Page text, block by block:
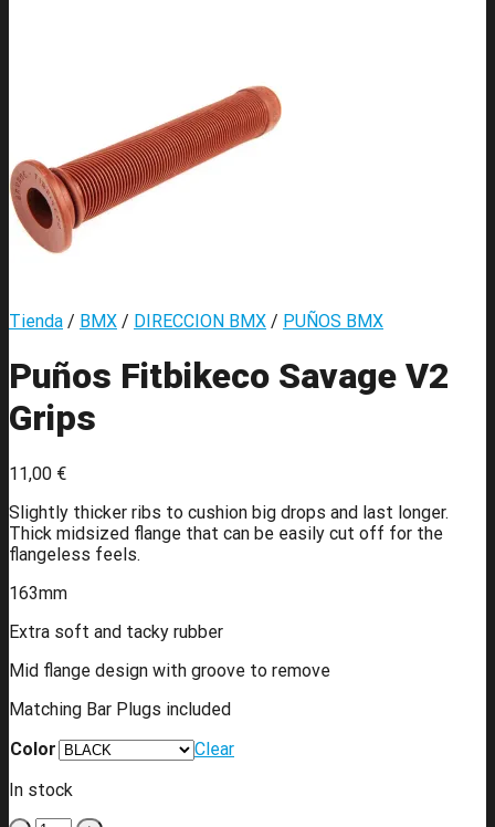
Tienda / BMX / DIRECCION BMX / PUÑOS BMX
Puños Fitbikeco Savage V2
Grips
11,00 €
Slightly thicker ribs to cushion big drops and last longer.
Thick midsized flange that can be easily cut off for the
flangeless feels.
163mm
Extra soft and tacky rubber
Mid flange design with groove to remove
Matching Bar Plugs included
Color
Clear
In stock